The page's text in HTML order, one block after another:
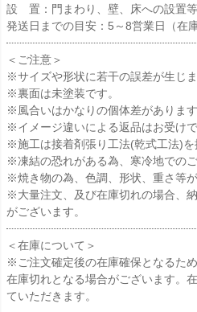
設 置：門まわり、壁、床への設置等
発送日までの目安：5～8営業日（在
＜ご注意＞
※サイズや形状に若干の誤差が生じま
※裏面は未塗装です。
※風合いはかなりの個体差があります
※イメージ違いによる返品はお受けで
※施工は接着剤張り工法(乾式工法)を
※凍結の恐れがある為、寒冷地での
※焼き物の為、色調、形状、重さ等が
※大量注文、及び在庫切れの場合、
がございます。
＜在庫について＞
※ご注文確定後の在庫確保となるた
在庫切れとなる場合がございます。
ていただきます。